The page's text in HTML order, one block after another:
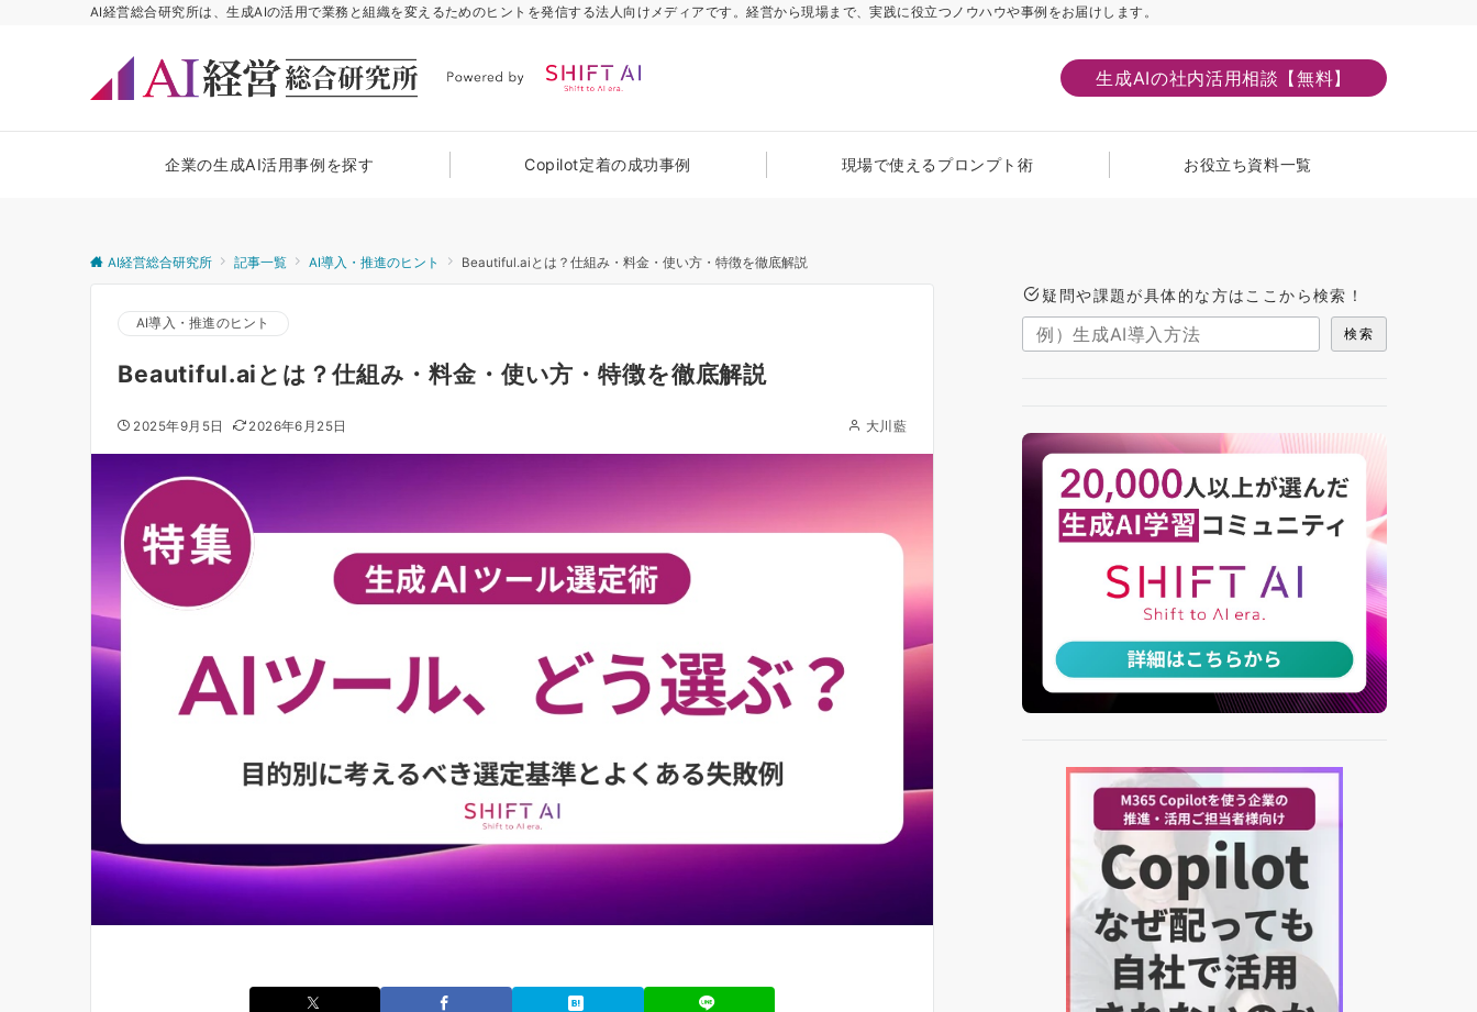
AI経営総合研究所は、生成AIの活用で業務と組織を変えるためのヒントを発信する法人向けメディアです。経営から現場まで、実践に役立つノウハウや事例をお届けします。
生成AIの社内活用相談【無料】
企業の生成AI活用事例を探す Copilot定着の成功事例 現場で使えるプロンプト術 お役立ち資料一覧
AI経営総合研究所 記事一覧 AI導入・推進のヒント Beautiful.aiとは？仕組み・料金・使い方・特徴を徹底解説
AI導入・推進のヒント
Beautiful.aiとは？仕組み・料金・使い方・特徴を徹底解説
2025年9月5日 2026年6月25日 大川藍
疑問や課題が具体的な方はここから検索！
検索